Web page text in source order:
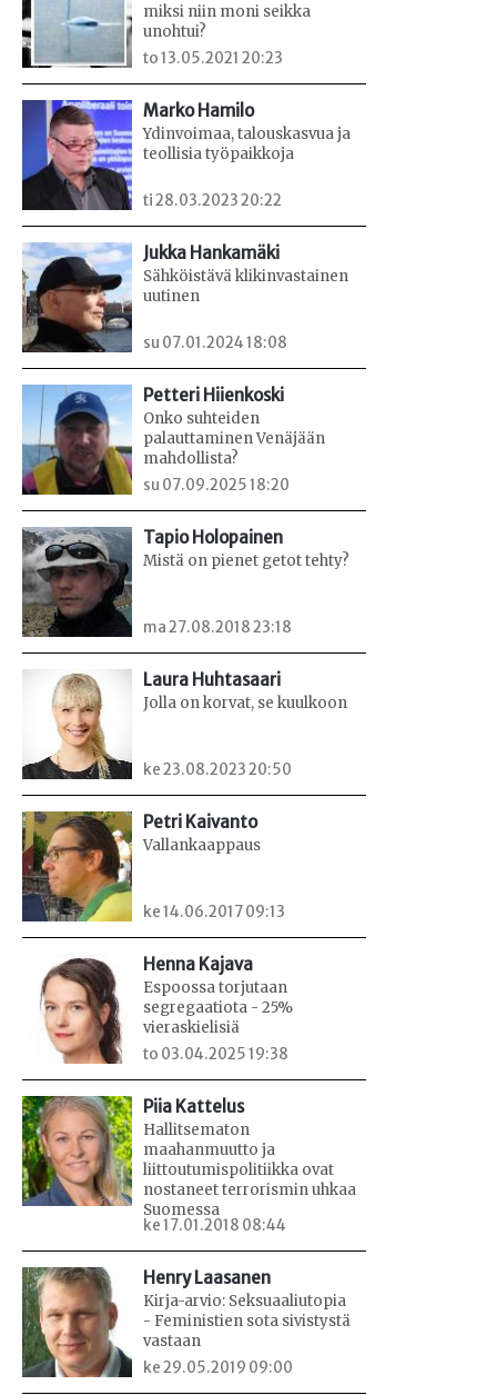
miksi niin moni seikka
unohtui?
to 13.05.2021 20:23
Marko Hamilo
Ydinvoimaa, talouskasvua ja
teollisia työpaikkoja
ti 28.03.2023 20:22
Jukka Hankamäki
Sähköistävä klikinvastainen
uutinen
su 07.01.2024 18:08
Petteri Hiienkoski
Onko suhteiden
palauttaminen Venäjään
mahdollista?
su 07.09.2025 18:20
Tapio Holopainen
Mistä on pienet getot tehty?
ma 27.08.2018 23:18
Laura Huhtasaari
Jolla on korvat, se kuulkoon
ke 23.08.2023 20:50
Petri Kaivanto
Vallankaappaus
ke 14.06.2017 09:13
Henna Kajava
Espoossa torjutaan
segregaatiota - 25%
vieraskielisiä
to 03.04.2025 19:38
Piia Kattelus
Hallitsematon
maahanmuutto ja
liittoutumispolitiikka ovat
nostaneet terrorismin uhkaa
Suomessa
ke 17.01.2018 08:44
Henry Laasanen
Kirja-arvio: Seksuaaliutopia
- Feministien sota sivistystä
vastaan
ke 29.05.2019 09:00